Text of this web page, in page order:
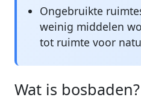
Ongebruikte
weinig middelen
tot ruimte voor
Wat is bosbaden?